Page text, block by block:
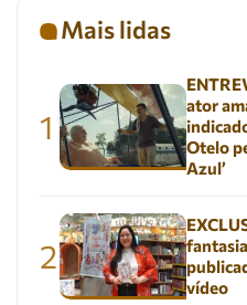
Mais lidas
1
ator
Otelo
Azul’
2
vídeo